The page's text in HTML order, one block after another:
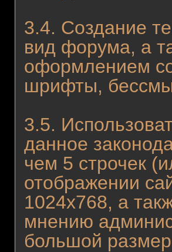
3.4. Создание
вид форума, а
оформлением
шрифты,
3.5.
данное
чем 5 строчек
отображении
1024x768, а
мнению
большой